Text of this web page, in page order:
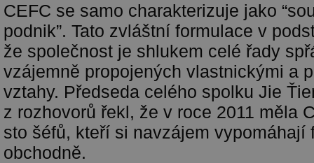
CEFC se samo charakterizuje jako
podnik”. Tato zvláštní formulace v
že společnost je shlukem celé řady
vzájemně propojených vlastnickými a
vztahy. Předseda celého spolku Jie
z rozhovorů řekl, že v roce 2011 měla
sto šéfů, kteří si navzájem vypomáhají
obchodně.